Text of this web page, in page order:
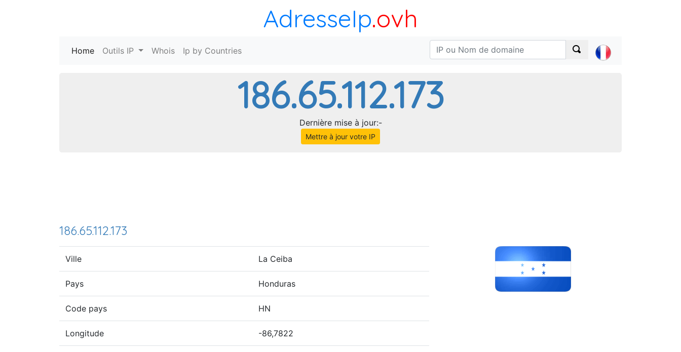
AdresseIp.ovh
Home (current)
Outils IP Whois Ip by Countries
186.65.112.173
Dernière mise à jour:-
Mettre à jour votre IP
186.65.112.173
Ville La Ceiba
Pays Honduras
Code pays HN
Longitude -86,7822